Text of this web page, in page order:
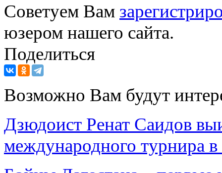
Советуем Вам
юзером нашего сайта.
Поделиться
Возможно Вам будут
Дзюдоист Ренат Саидов
международного турнира в